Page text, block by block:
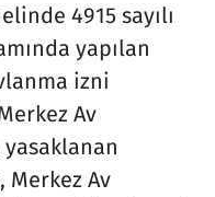
4915 sayılı
yapılan
izni
Av
Merkez Av